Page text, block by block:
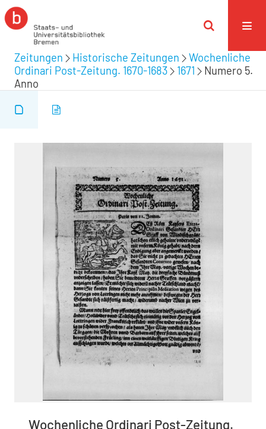
Zeitungen Historische Zeitungen
Wochenliche
Ordinari Post-Zeitung. 1670-1683
1671
Numero 5.
Anno
Wochenliche Ordinari Post-Zeitung.